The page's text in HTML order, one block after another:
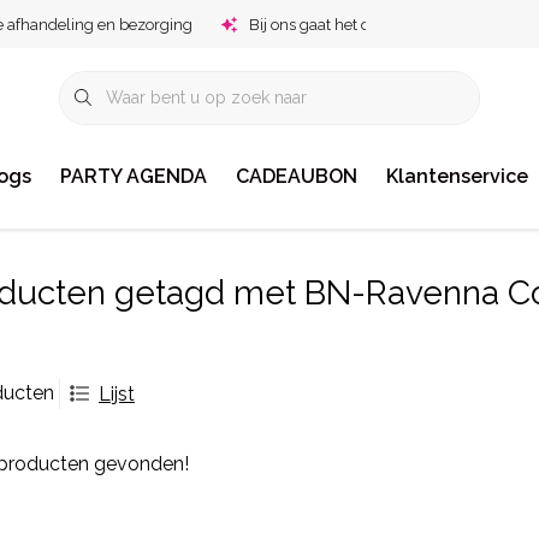
afhandeling en bezorging Bij ons gaat het om jou!
PARTY AGENDA CADEAUBON Klantenservice
getagd met BN-Ravenna
Lijst
gevonden!